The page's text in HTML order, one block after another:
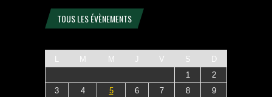
TOUS LES ÉVÈNEMENTS
L M M J V S
D
1
2
3
4 5 6 7 8
9